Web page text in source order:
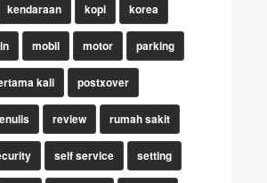
kendaraan kopi korea
mobil motor parking
kali postxover
review rumah sakit
self service setting